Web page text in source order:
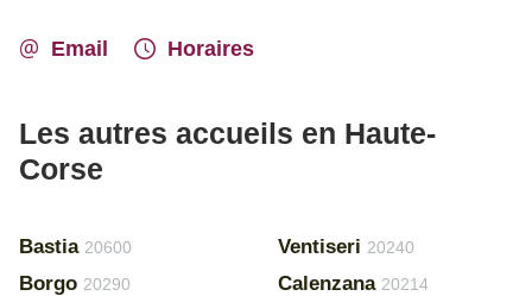
Email Horaires
Les autres accueils en Haute-
Corse
Bastia 20600
Borgo 20290
Ventiseri 20240
Calenzana 20214